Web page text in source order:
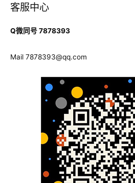
客服中心
Q微同号 7878393
Mail 7878393@qq.com